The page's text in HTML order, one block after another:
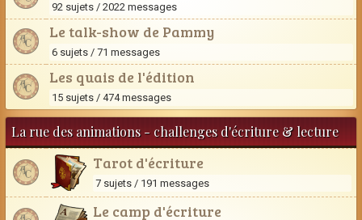
92 sujets / 2022 messages
Le talk-show de Pammy
6 sujets / 71 messages
Les quais de l'édition
15 sujets / 474 messages
La rue des animations - challenges d'écriture & lecture
Tarot d'écriture
7 sujets / 191 messages
Le camp d'écriture